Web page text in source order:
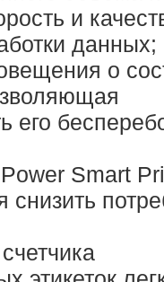
и
данных;
о
его
Power Smart